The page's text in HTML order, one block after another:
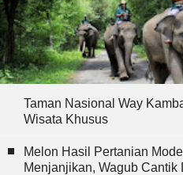
Taman Nasional Way
Wisata Khusus
Melon Hasil Pertanian
Menjanjikan, Wagub Cantik